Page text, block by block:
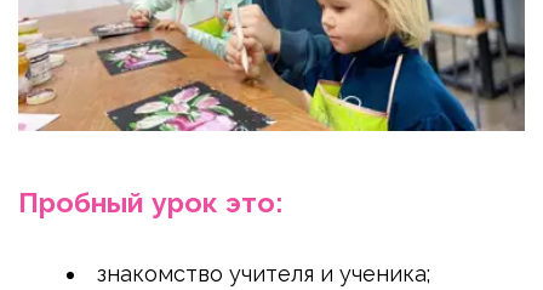
Пробный урок это:
знакомство учителя и ученика;